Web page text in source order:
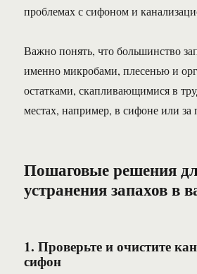
проблемах с сифоном и
Важно понять, что большинство
именно микробами, плесенью и
остатками, скапливающимися в
местах, например, в сифоне или за
Пошаговые решения
устранения запахов в
1. Проверьте и очистите
сифон